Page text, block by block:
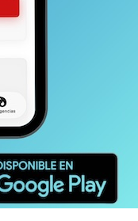
ordenado por la
de entrar en
y datos
aquí.